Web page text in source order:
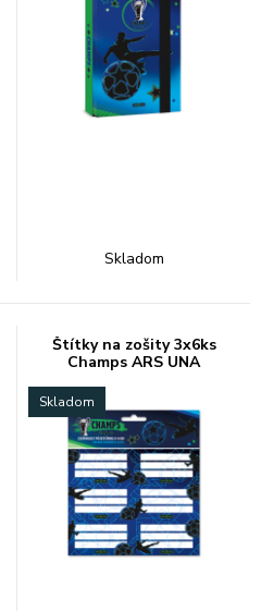
Skladom
Štítky na zošity 3x6ks
Champs ARS UNA
Skladom